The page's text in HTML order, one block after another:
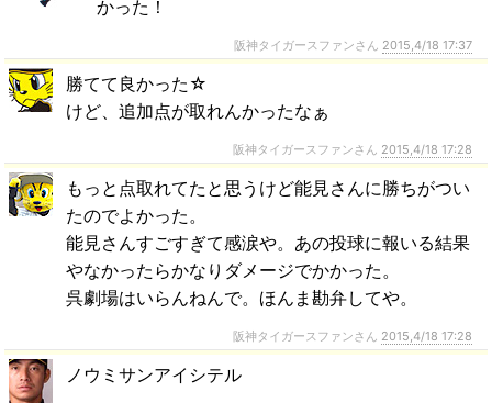
かった！
阪神タイガースファンさん 2015,4/18 17:37
勝てて良かった☆
けど、追加点が取れんかったなぁ
阪神タイガースファンさん 2015,4/18 17:28
もっと点取れてたと思うけど能見さんに勝ちがつい
たのでよかった。
能見さんすごすぎて感涙や。あの投球に報いる結果
やなかったらかなりダメージでかかった。
呉劇場はいらんねんで。ほんま勘弁してや。
阪神タイガースファンさん 2015,4/18 17:28
ノウミサンアイシテル